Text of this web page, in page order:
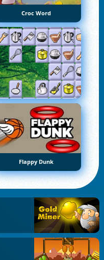
Croc Word
Flappy Dunk